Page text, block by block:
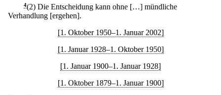
4(2) Die Entscheidung kann ohne […] mündliche
Verhandlung [ergehen].
[1. Oktober 1950–1. Januar 2002]
[1. Januar 1928–1. Oktober 1950]
[1. Januar 1900–1. Januar 1928]
[1. Oktober 1879–1. Januar 1900]